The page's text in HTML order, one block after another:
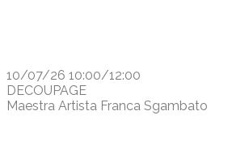
10/07/26 10:00/12:00
DECOUPAGE
Maestra Artista Franca Sgambato